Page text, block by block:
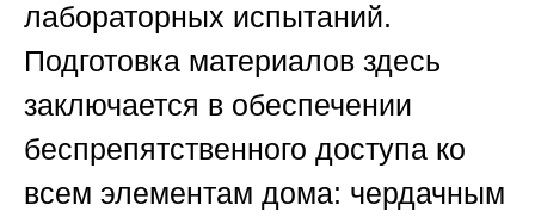
лабораторных испытаний.
Подготовка материалов здесь
заключается в обеспечении
беспрепятственного доступа ко
всем элементам дома: чердачным